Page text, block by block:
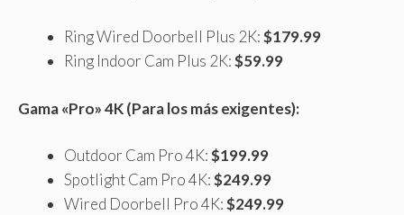
Ring Wired Doorbell Plus 2K:$179.99
Ring Indoor Cam Plus 2K:$59.99
Gama «Pro» 4K (Para los más exigentes):
Outdoor Cam Pro 4K:$199.99
Spotlight Cam Pro 4K:$249.99
Wired Doorbell Pro 4K:$249.99